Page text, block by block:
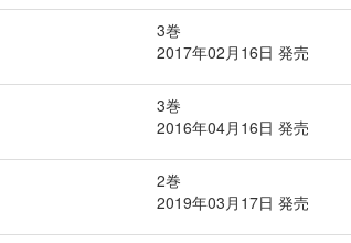
3巻
2017年02月16日 発売
3巻
2016年04月16日 発売
2巻
2019年03月17日 発売